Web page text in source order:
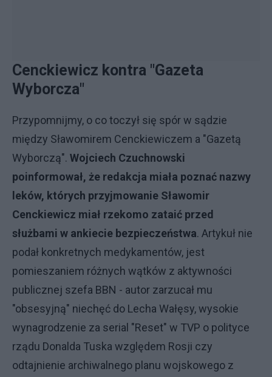
Cenckiewicz kontra "Gazeta
Wyborcza"
Przypomnijmy, o co toczył się spór w sądzie
między Sławomirem Cenckiewiczem a "Gazetą
Wyborczą". Wojciech Czuchnowski
poinformował, że redakcja miała poznać nazwy
leków, których przyjmowanie Sławomir
Cenckiewicz miał rzekomo zataić przed
służbami w ankiecie bezpieczeństwa. Artykuł nie
podał konkretnych medykamentów, jest
pomieszaniem różnych wątków z aktywności
publicznej szefa BBN - autor zarzucał mu
"obsesyjną" niechęć do Lecha Wałęsy, wysokie
wynagrodzenie za serial "Reset" w TVP o polityce
rządu Donalda Tuska względem Rosji czy
odtajnienie archiwalnego planu wojskowego z